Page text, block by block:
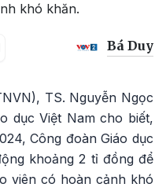
khó khăn.
Bá Duy
TS. Nguyễn Ngọc
dục Việt Nam cho biết,
Công đoàn Giáo dục
khoảng 2 tỉ đồng để
viên có hoàn cảnh khó